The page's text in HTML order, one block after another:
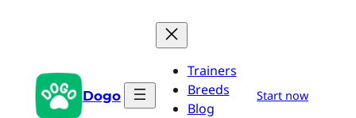
Dogo
Trainers
Breeds
Blog
Start now